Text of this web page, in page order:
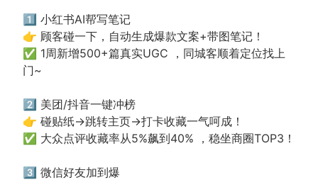
1️⃣ 小红书AI帮写笔记
👉 顾客碰一下，自动生成爆款文案+带图笔记！
✅ 1周新增500+篇真实UGC ，同城客顺着定位找上
门~
2️⃣ 美团/抖音一键冲榜
👉 碰贴纸→跳转主页→打卡收藏一气呵成！
✅ 大众点评收藏率从5%飙到40% ，稳坐商圈TOP3！
3️⃣ 微信好友加到爆